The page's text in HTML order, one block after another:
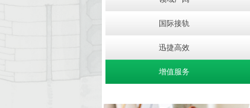
国际接轨
迅捷高效
增值服务